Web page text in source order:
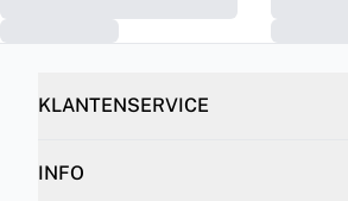
KLANTENSERVICE
INFO